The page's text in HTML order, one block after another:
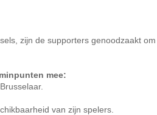
zijn de supporters genoodzaakt
mee:
van zijn spelers.